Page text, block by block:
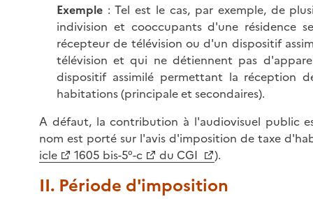
Exemple: Tel est le cas, par exemple, de
indivision et cooccupants d'une résidence
récepteur de télévision ou d'un dispositif
télévision et qui ne détiennent pas
dispositif assimilé permettant la réception
habitations (principale et secondaires).
A défaut, la contribution à l'audiovisuel public
nom est porté sur l'avis d'imposition de taxe
icle
1605 bis-5°-c du CGI ).
II. Période d'imposition